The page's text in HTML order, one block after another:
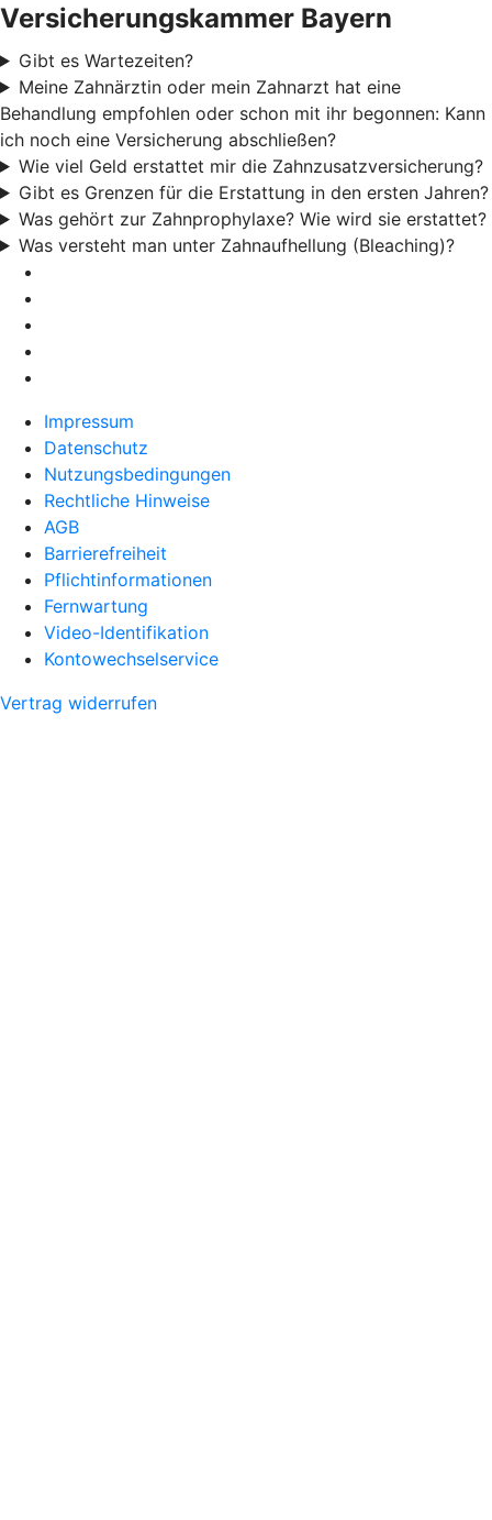
Versicherungskammer Bayern
Gibt es Wartezeiten?
Meine Zahnärztin oder mein Zahnarzt hat eine
Behandlung empfohlen oder schon mit ihr begonnen: Kann
ich noch eine Versicherung abschließen?
Wie viel Geld erstattet mir die Zahnzusatzversicherung?
Gibt es Grenzen für die Erstattung in den ersten Jahren?
Was gehört zur Zahnprophylaxe? Wie wird sie erstattet?
Was versteht man unter Zahnaufhellung (Bleaching)?
Impressum
Datenschutz
Nutzungsbedingungen
Rechtliche Hinweise
AGB
Barrierefreiheit
Pflichtinformationen
Fernwartung
Video-Identifikation
Kontowechselservice
Vertrag widerrufen